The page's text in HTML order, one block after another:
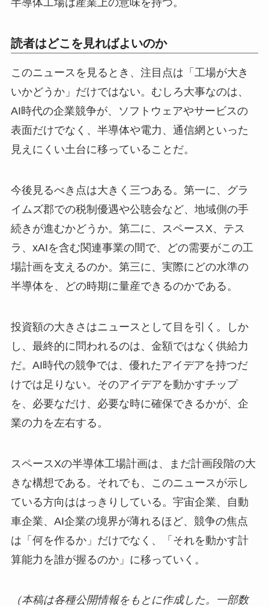
半導体工場は産業上の意味を持つ。
読者はどこを見ればよいのか
このニュースを見るとき、注目点は「工場が大き
いかどうか」だけではない。むしろ大事なのは、
AI時代の企業競争が、ソフトウェアやサービスの
表面だけでなく、半導体や電力、通信網といった
見えにくい土台に移っていることだ。
今後見るべき点は大きく三つある。第一に、グラ
イムズ郡での税制優遇や公聴会など、地域側の手
続きが進むかどうか。第二に、スペースX、テス
ラ、xAIを含む関連事業の間で、どの需要がこの工
場計画を支えるのか。第三に、実際にどの水準の
半導体を、どの時期に量産できるのかである。
投資額の大きさはニュースとして目を引く。しか
し、最終的に問われるのは、金額ではなく供給力
だ。AI時代の競争では、優れたアイデアを持つだ
けでは足りない。そのアイデアを動かすチップ
を、必要なだけ、必要な時に確保できるかが、企
業の力を左右する。
スペースXの半導体工場計画は、まだ計画段階の大
きな構想である。それでも、このニュースが示し
ている方向ははっきりしている。宇宙企業、自動
車企業、AI企業の境界が薄れるほど、競争の焦点
は「何を作るか」だけでなく、「それを動かす計
算能力を誰が握るのか」に移っていく。
（本稿は各種公開情報をもとに作成した。一部数